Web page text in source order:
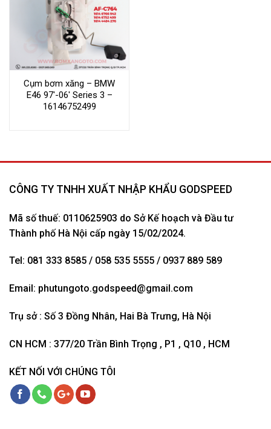
Cụm bơm xăng – BMW
E46 97′-06′ Series 3 –
16146752499
CÔNG TY TNHH XUẤT NHẬP KHẨU GODSPEED
Mã số thuế: 0110625903 do Sở Kế hoạch và Đầu tư
Thành phố Hà Nội cấp ngày 15/02/2024.
Tel: 081 333 8585 / 058 535 5555 / 0937 889 589
Email: phutungoto.godspeed@gmail.com
Trụ sở : Số 3 Đồng Nhân, Hai Bà Trưng, Hà Nội
CN HCM : 377/20 Trần Bình Trọng , P1 , Q10 , HCM
KẾT NỐI VỚI CHÚNG TÔI